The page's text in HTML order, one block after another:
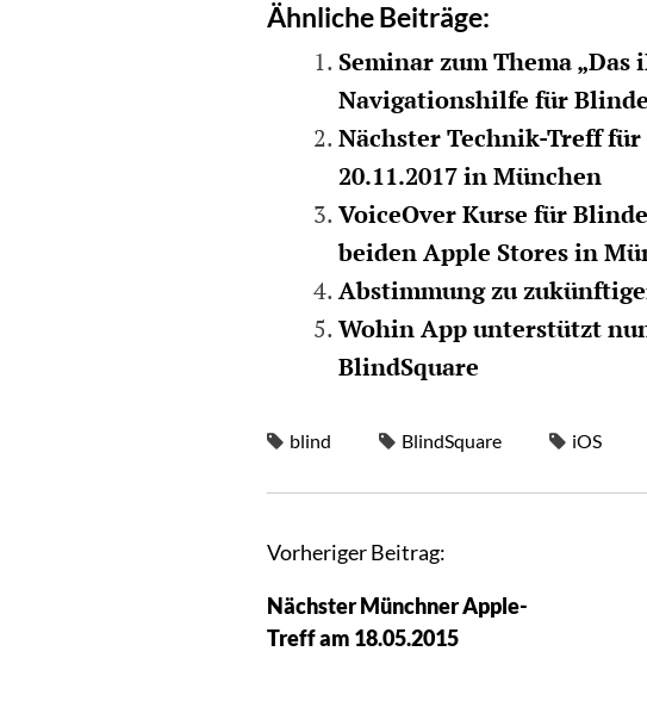
Ähnliche Beiträge:
Seminar zum Thema
Navigationshilfe für
Nächster Technik-Treff
20.11.2017 in München
VoiceOver Kurse für
beiden Apple Stores in
Abstimmung zu
Wohin App unterstützt
BlindSquare
blind BlindSquare iOS
Vorheriger Beitrag:
Nächster Münchner Apple-
Treff am 18.05.2015